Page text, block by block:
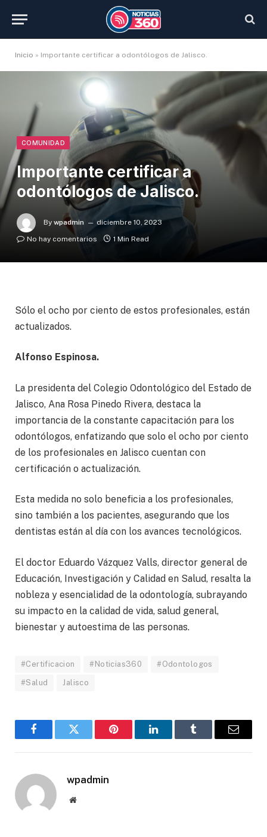
Inicio » Importante certificar a odontólogos de Jalisco.
COMUNIDAD
Importante certificar a
odontólogos de Jalisco.
By wpadmin
diciembre 10, 2023
No hay comentarios
1 Min Read
Sólo el ocho por ciento de estos profesionales, están
actualizados.
Alfonso Espinosa.
La presidenta del Colegio Odontológico del Estado de
Jalisco, Ana Rosa Pinedo Rivera, destaca la
importancia de la constante capacitación para los
odontólogos, enfatizando que solo el ocho por ciento
de los profesionales en Jalisco cuentan con
certificación o actualización.
Esta medida no solo beneficia a los profesionales,
sino también a los pacientes, asegurando que los
dentistas están al día con los avances tecnológicos.
El doctor Eduardo Vázquez Valls, director general de
Educación, Investigación y Calidad en Salud, resalta la
nobleza y esencialidad de la odontología, subrayando
su impacto en la calidad de vida, salud general,
bienestar y autoestima de las personas.
#Certificacion #Noticias360 #Odontologos
#Salud Jalisco
FacebookTwitter Pinterest LinkedInTumblr Email
wpadmin
Website